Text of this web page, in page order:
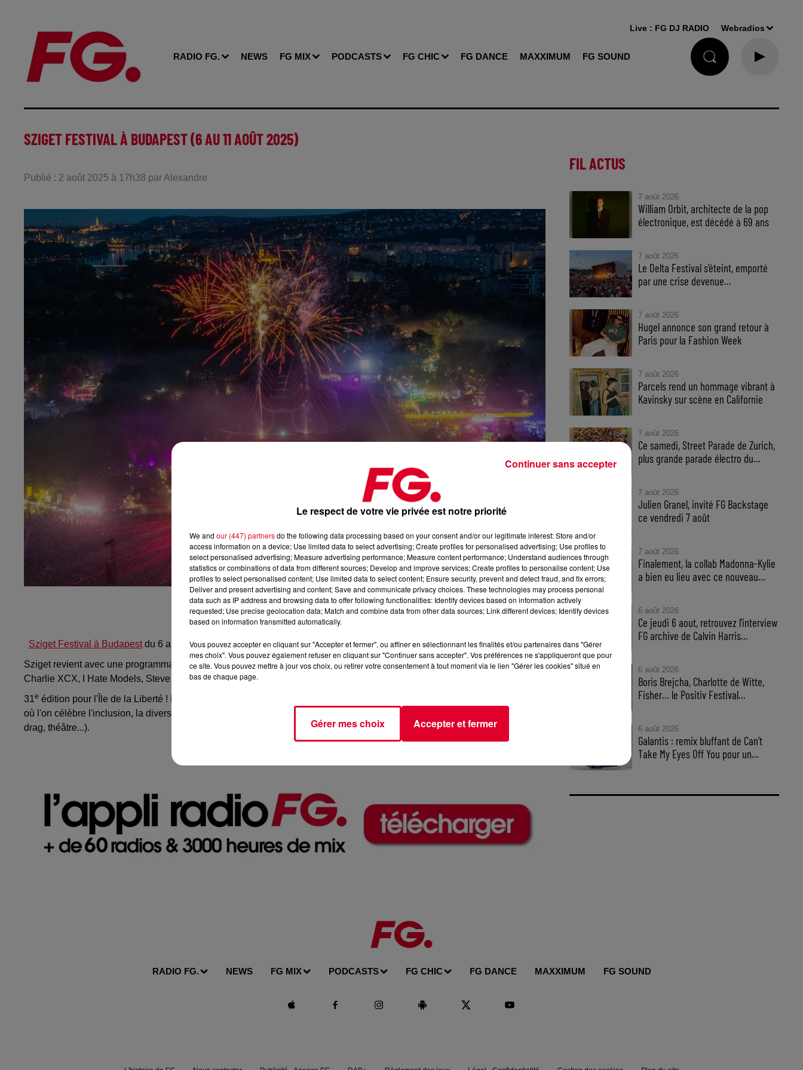
RADIO FG. NEWS FG MIX PODCASTS FG CHIC FG DANCE MAXXIMUM FG SOUND
Live : FG DJ RADIO Webradios
SZIGET FESTIVAL À BUDAPEST (6 AU 11 AOÛT 2025)
Publié : 2 août 2025 à 17h38 par Alexandre
Sziget Festival à Budapestdu 6 au 11 août 2025
Sziget revient avec une programmation incroyable, réunissant Armin Van Buuren, Justice, Amélie Lens, Boris Brejcha,
Charlie XCX, I Hate Models, Steve Angello, Chappell Roan, Post Malone et bien d’autres ! ✨
31e édition pour l'Île de la Liberté ! Le Sziget est le plus grand festival européen et l'un des plus grands festivals du monde,
où l'on célèbre l'inclusion, la diversité, la musique et l'art sous de multiples formes (concerts, cirque, danse, performances
drag, théâtre...).
FIL ACTUS
7 août 2026
William Orbit, architecte de la pop
électronique, est décédé à 69 ans
7 août 2026
Le Delta Festival s'éteint, emporté
par une crise devenue...
7 août 2026
Hugel annonce son grand retour à
Paris pour la Fashion Week
7 août 2026
Parcels rend un hommage vibrant à
Kavinsky sur scène en Californie
7 août 2026
Ce samedi, Street Parade de Zurich,
plus grande parade électro du...
7 août 2026
Julien Granel, invité FG Backstage
ce vendredi 7 août
7 août 2026
Finalement, la collab Madonna-Kylie
a bien eu lieu avec ce nouveau...
6 août 2026
Ce jeudi 6 aout, retrouvez l'interview
FG archive de Calvin Harris...
6 août 2026
Boris Brejcha, Charlotte de Witte,
Fisher… le Positiv Festival...
6 août 2026
Galantis : remix bluffant de Can’t
Take My Eyes Off You pour un...
RADIO FG. NEWS FG MIX PODCASTS FG CHIC FG DANCE MAXXIMUM FG SOUND
Le respect de votre vie privée est notre priorité
We and our (447) partnersdo the following data processing based on your consent and/or our legitimate interest: Store and/or
access information on a device; Use limited data to select advertising; Create profiles for personalised advertising; Use profiles to
select personalised advertising; Measure advertising performance; Measure content performance; Understand audiences through
statistics or combinations of data from different sources; Develop and improve services; Create profiles to personalise content; Use
profiles to select personalised content; Use limited data to select content; Ensure security, prevent and detect fraud, and fix errors;
Deliver and present advertising and content; Save and communicate privacy choices. These technologies may process personal
data such as IP address and browsing data to offer following functionalities: Identify devices based on information actively
requested; Use precise geolocation data; Match and combine data from other data sources; Link different devices; Identify devices
based on information transmitted automatically.
Vous pouvez accepter en cliquant sur "Accepter et fermer", ou affiner en sélectionnant les finalités et/ou partenaires dans "Gérer
mes choix". Vous pouvez également refuser en cliquant sur "Continuer sans accepter". Vos préférences ne s'appliqueront que pour
ce site. Vous pouvez mettre à jour vos choix, ou retirer votre consentement à tout moment via le lien "Gérer les cookies" situé en
bas de chaque page.
Gérer mes choix Accepter et fermer
Continuer sans accepter